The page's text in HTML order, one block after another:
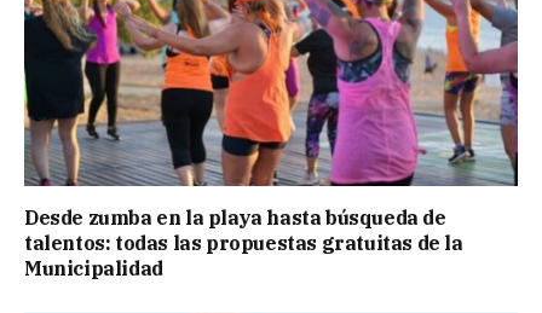
Desde zumba en la playa hasta búsqueda de
talentos: todas las propuestas gratuitas de la
Municipalidad